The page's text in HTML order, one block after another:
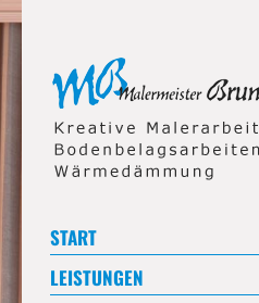
START
LEISTUNGEN